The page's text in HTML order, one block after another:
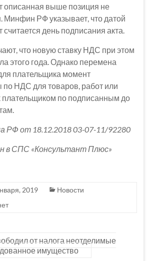
описанная выше позиция не
Минфин РФ указывает, что датой
день подписания акта.
что новую ставку НДС при этом
этого года. Однако перемена
плательщика момент
по НДС для товаров, работ или
плательщиком по подписанным до
от 18.12.2018 03-07-11/92280
в СПС «Консультант Плюс»
2019
Новости
от налога неотделимые
имущество